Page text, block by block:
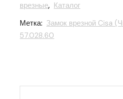
врезные, Каталог
Метка: Замок врезной Cisa
57.028.60